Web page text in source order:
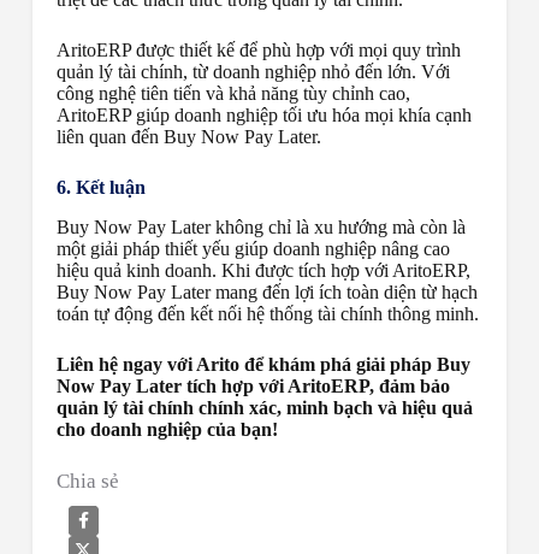
AritoERP được thiết kế để phù hợp với mọi quy trình
quản lý tài chính, từ doanh nghiệp nhỏ đến lớn. Với
công nghệ tiên tiến và khả năng tùy chỉnh cao,
AritoERP giúp doanh nghiệp tối ưu hóa mọi khía cạnh
liên quan đến Buy Now Pay Later.
6. Kết luận
Buy Now Pay Later không chỉ là xu hướng mà còn là
một giải pháp thiết yếu giúp doanh nghiệp nâng cao
hiệu quả kinh doanh. Khi được tích hợp với AritoERP,
Buy Now Pay Later mang đến lợi ích toàn diện từ hạch
toán tự động đến kết nối hệ thống tài chính thông minh.
Liên hệ ngay với Arito để khám phá giải pháp Buy
Now Pay Later tích hợp với AritoERP, đảm bảo
quản lý tài chính chính xác, minh bạch và hiệu quả
cho doanh nghiệp của bạn!
Chia sẻ